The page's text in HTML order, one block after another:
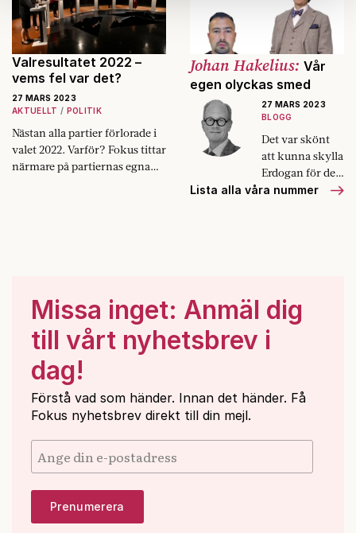
samlat in när du har använt deras tjänster.
Om du vill läsa mer om hur vi hanterar personuppgifter
kan du göra det
Valresultatet 2022 –
vems fel var det?
27 MARS 2023
AKTUELLT
POLITIK
Nästan alla partier förlorade i
valet 2022. Varför? Fokus tittar
närmare på partiernas egna
Johan Hakelius: Vår
egen olyckas smed
27 MARS 2023
BLOGG
Det var skönt
att kunna skylla
Erdogan för den
Kurdiske räven.
Lista alla våra nummer
Missa inget: Anmäl dig
till vårt nyhetsbrev i
dag!
Förstå vad som händer. Innan det händer. Få
Fokus nyhetsbrev direkt till din mejl.